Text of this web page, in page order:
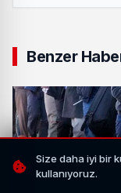
Benzer
Size daha iyi bir
kullanıyoruz.